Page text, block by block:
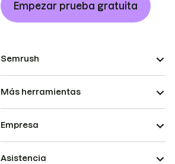
Empezar prueba gratuita
Semrush
Más herramientas
Empresa
Asistencia